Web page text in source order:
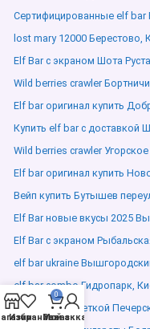
Сертифицированные elf bar
lost mary 12000 Берестово,
Elf Bar с экраном Шота
Wild berries crawler
Elf bar оригинал купить
Купить elf bar с доставкой
Wild berries crawler
Elf bar оригинал купить
Вейп купить Бутышев
Elf Bar новые вкусы 2025
Elf Bar с экраном
elf bar ukraine
elf bar combo Гидропарк,
Elf Bar с подсветкой
Избранное
0
Заказ
Мой аккаунт